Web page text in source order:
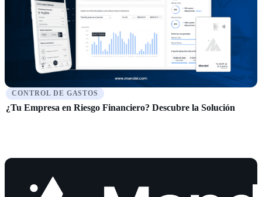
CONTROL DE GASTOS
¿Tu Empresa en Riesgo Financiero? Descubre la Solución